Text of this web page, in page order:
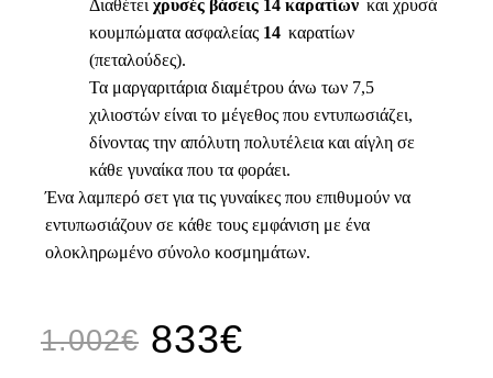
Διαθέτει χρυσές βάσεις 14 καρατίων και χρυσά
κουμπώματα ασφαλείας 14 καρατίων
(πεταλούδες).
Τα μαργαριτάρια διαμέτρου άνω των 7,5
χιλιοστών είναι το μέγεθος που εντυπωσιάζει,
δίνοντας την απόλυτη πολυτέλεια και αίγλη σε
κάθε γυναίκα που τα φοράει.
Ένα λαμπερό σετ για τις γυναίκες που επιθυμούν να
εντυπωσιάζουν σε κάθε τους εμφάνιση με ένα
ολοκληρωμένο σύνολο κοσμημάτων.
1.002€ 833€